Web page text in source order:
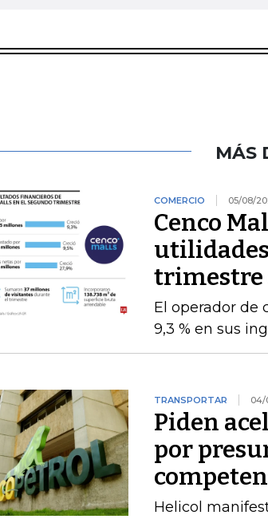
MÁS
COMERCIO 05/08/
Cenco
trimestre
El operador de
9,3 % en sus
TRANSPORTAR 04/
Piden
por
Helicol